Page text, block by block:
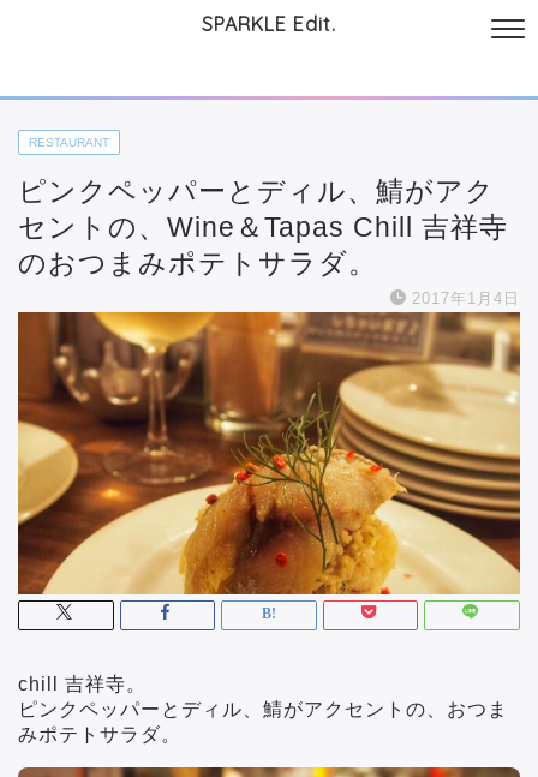
SPARKLE Edit.
RESTAURANT
ピンクペッパーとディル、鯖がアク
セントの、Wine＆Tapas Chill 吉祥寺
のおつまみポテトサラダ。
2017年1月4日
chill 吉祥寺。
ピンクペッパーとディル、鯖がアクセントの、おつま
みポテトサラダ。